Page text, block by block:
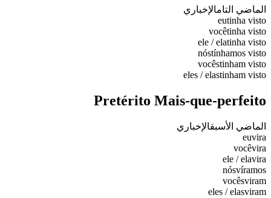
الماضي التامالإخباري
eutinha visto
vocêtinha visto
ele / elatinha visto
nóstínhamos visto
vocêstinham visto
eles / elastinham visto
Pretérito Mais-que-perfeito
الماضي الأسبقالإخباري
euvira
vocêvira
ele / elavira
nósvíramos
vocêsviram
eles / elasviram